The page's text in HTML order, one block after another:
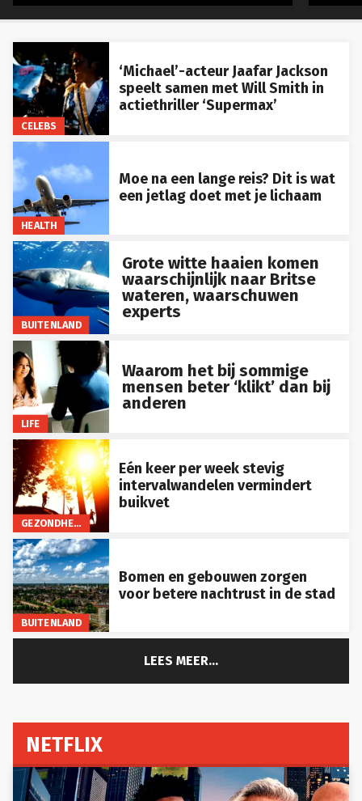
CELEBS
‘Michael’-acteur Jaafar Jackson
speelt samen met Will Smith in
actiethriller ‘Supermax’
HEALTH
Moe na een lange reis? Dit is wat
een jetlag doet met je lichaam
BUITENLAND
Grote witte haaien komen
waarschijnlijk naar Britse
wateren, waarschuwen
experts
LIFE
Waarom het bij sommige
mensen beter ‘klikt’ dan bij
anderen
GEZONDHEID
Eén keer per week stevig
intervalwandelen vermindert
buikvet
BUITENLAND
Bomen en gebouwen zorgen
voor betere nachtrust in de stad
LEES MEER...
NETFLIX